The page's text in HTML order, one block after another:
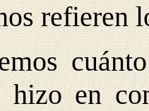
refieren
hizo en